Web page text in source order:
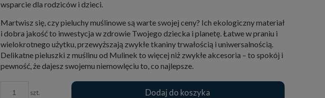
wsparcie dla rodziców i dzieci.
Martwisz się, czy pieluchy muślinowe są warte swojej ceny? Ich ekologiczny materiał
i dobra jakość to inwestycja w zdrowie Twojego dziecka i planetę. Łatwe w praniu i
wielokrotnego użytku, przewyższają zwykłe tkaniny trwałością i uniwersalnością.
Delikatne pieluszki z muślinu od Mulinek to więcej niż zwykłe akcesoria – to spokój i
pewność, że dajesz swojemu niemowlęciu to, co najlepsze.
szt. Dodaj do koszyka